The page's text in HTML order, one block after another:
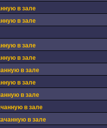
в зале
в зале
в зале
в зале
в зале
в зале
в зале
в зале
в зале